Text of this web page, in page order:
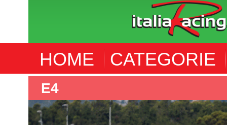
HOME CATEGORIE
E4